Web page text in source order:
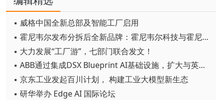
▪ 威格中国全新总部及智能工厂启用
▪ 霍尼韦尔发布分拆后全新品牌：霍尼韦尔科技与霍尼韦尔航空航天
▪ 大力发展“工厂游”，七部门联合发文！
▪ ABB通过集成DSX Blueprint AI基础设施，扩大与英伟达的合作
▪ 京东工业发起百川计划， 构建工业大模型新生态
▪ 研华举办 Edge AI 国际论坛